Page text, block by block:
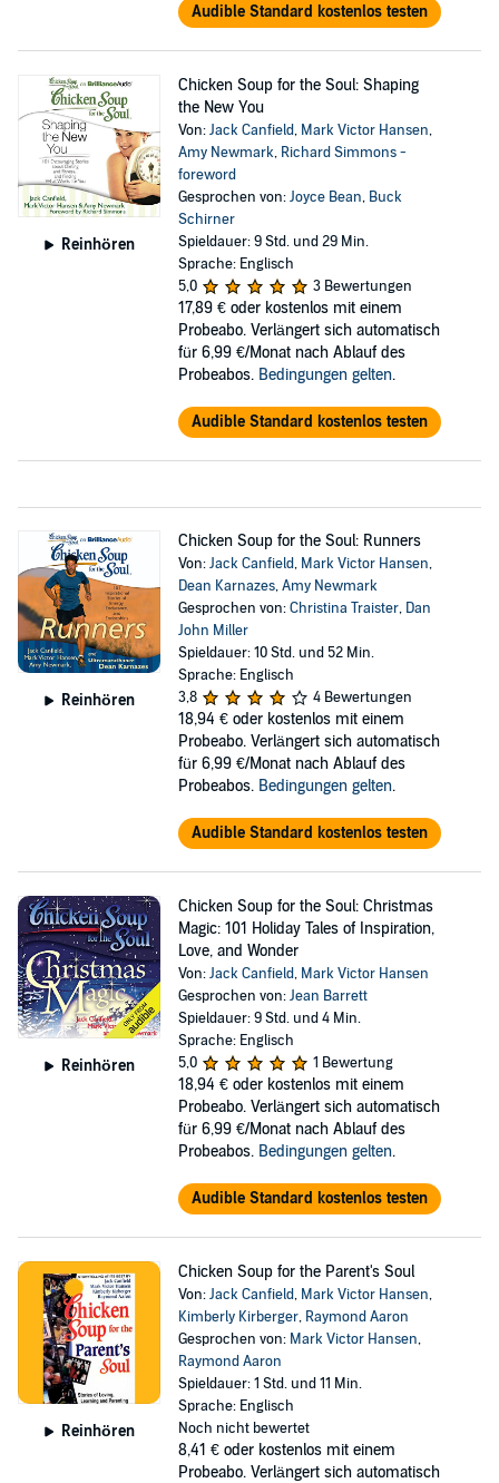
Audible Standard kostenlos testen
Reinhören
Chicken Soup for the Soul: Shaping
the New You
Von:Jack Canfield, Mark Victor Hansen,
Amy Newmark, Richard Simmons -
foreword
Gesprochen von:Joyce Bean, Buck
Schirner
Spieldauer: 9 Std. und 29 Min.
Sprache: Englisch
5,0
3 Bewertungen
17,89 € oder kostenlos mit einem
Probeabo. Verlängert sich automatisch
für 6,99 €/Monat nach Ablauf des
Probeabos. Bedingungen gelten.
Audible Standard kostenlos testen
Reinhören
Chicken Soup for the Soul: Runners
Von:Jack Canfield, Mark Victor Hansen,
Dean Karnazes,Amy Newmark
Gesprochen von:Christina Traister, Dan
John Miller
Spieldauer: 10 Std. und 52 Min.
Sprache: Englisch
3,8
4 Bewertungen
18,94 € oder kostenlos mit einem
Probeabo. Verlängert sich automatisch
für 6,99 €/Monat nach Ablauf des
Probeabos. Bedingungen gelten.
Audible Standard kostenlos testen
Reinhören
Chicken Soup for the Soul: Christmas
Magic: 101 Holiday Tales of Inspiration,
Love, and Wonder
Von:Jack Canfield, Mark Victor Hansen
Gesprochen von:Jean Barrett
Spieldauer: 9 Std. und 4 Min.
Sprache: Englisch
5,0
1 Bewertung
18,94 € oder kostenlos mit einem
Probeabo. Verlängert sich automatisch
für 6,99 €/Monat nach Ablauf des
Probeabos. Bedingungen gelten.
Audible Standard kostenlos testen
Reinhören
Chicken Soup for the Parent's Soul
Von:Jack Canfield, Mark Victor Hansen,
Kimberly Kirberger, Raymond Aaron
Gesprochen von: Mark Victor Hansen,
Raymond Aaron
Spieldauer: 1 Std. und 11 Min.
Sprache: Englisch
Noch nicht bewertet
8,41 € oder kostenlos mit einem
Probeabo. Verlängert sich automatisch